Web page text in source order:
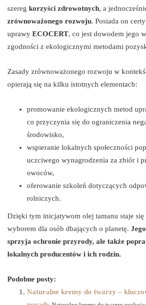
szereg korzyści zdrowotnych, a
zrównoważonego rozwoju. Posiada on
uprawy ECOCERT, co jest dowodem jego
zgodności z ekologicznymi metodami
Zasady zrównoważonego rozwoju w
opierają się na kilku istotnych elementach:
promowanie ekologicznych metod
co przyczynia się do ograniczenia
środowisko,
wspieranie lokalnych społeczności
uczciwego wynagrodzenia za zbiór i
owoców,
oferowanie szkoleń dotyczących
rolniczych.
Dzięki tym inicjatywom olej tamanu staje się
wyborem dla osób dbających o planetę.
sprzyja ochronie przyrody, ale także
lokalnych producentów i ich rodzin.
Podobne posty:
Naturalne kremy do twarzy –